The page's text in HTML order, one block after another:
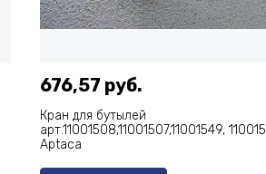
676,57 руб.
Кран для бутылей
арт.11001508,11001507,11001549,
Aptaca